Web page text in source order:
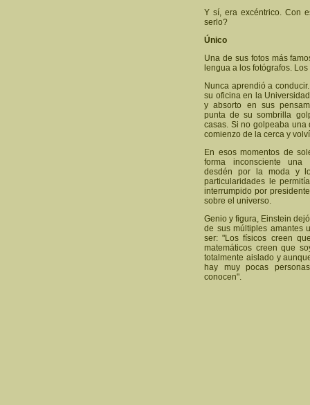
Y sí, era excéntrico. Con
serlo?
Único
Una de sus fotos más
lengua a los fotógrafos.
Nunca aprendió a
su oficina en la
y absorto en sus
punta de su sombrilla
casas. Si no golpeaba
comienzo de la cerca y
En esos momentos de
forma inconsciente una
desdén por la moda y
particularidades le
interrumpido por
sobre el universo.
Genio y figura, Einstein
de sus múltiples amantes
ser: "Los físicos creen
matemáticos creen que
totalmente aislado y
hay muy pocas
conocen".